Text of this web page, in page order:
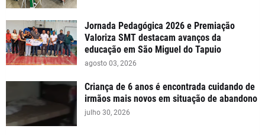
Jornada Pedagógica 2026 e Premiação
Valoriza SMT destacam avanços da
educação em São Miguel do Tapuio
agosto 03, 2026
Criança de 6 anos é encontrada cuidando de
irmãos mais novos em situação de abandono
julho 30, 2026